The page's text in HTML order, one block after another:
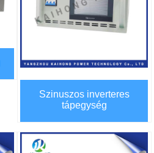
Szinuszos inverteres
tápegység